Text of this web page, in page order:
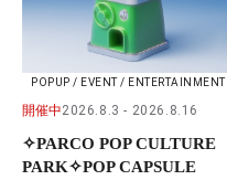
POPUP / EVENT / ENTERTAINMENT
開催中2026.8.3 2026.8.16
✧PARCO POP CULTURE
PARK✧POP CAPSULE